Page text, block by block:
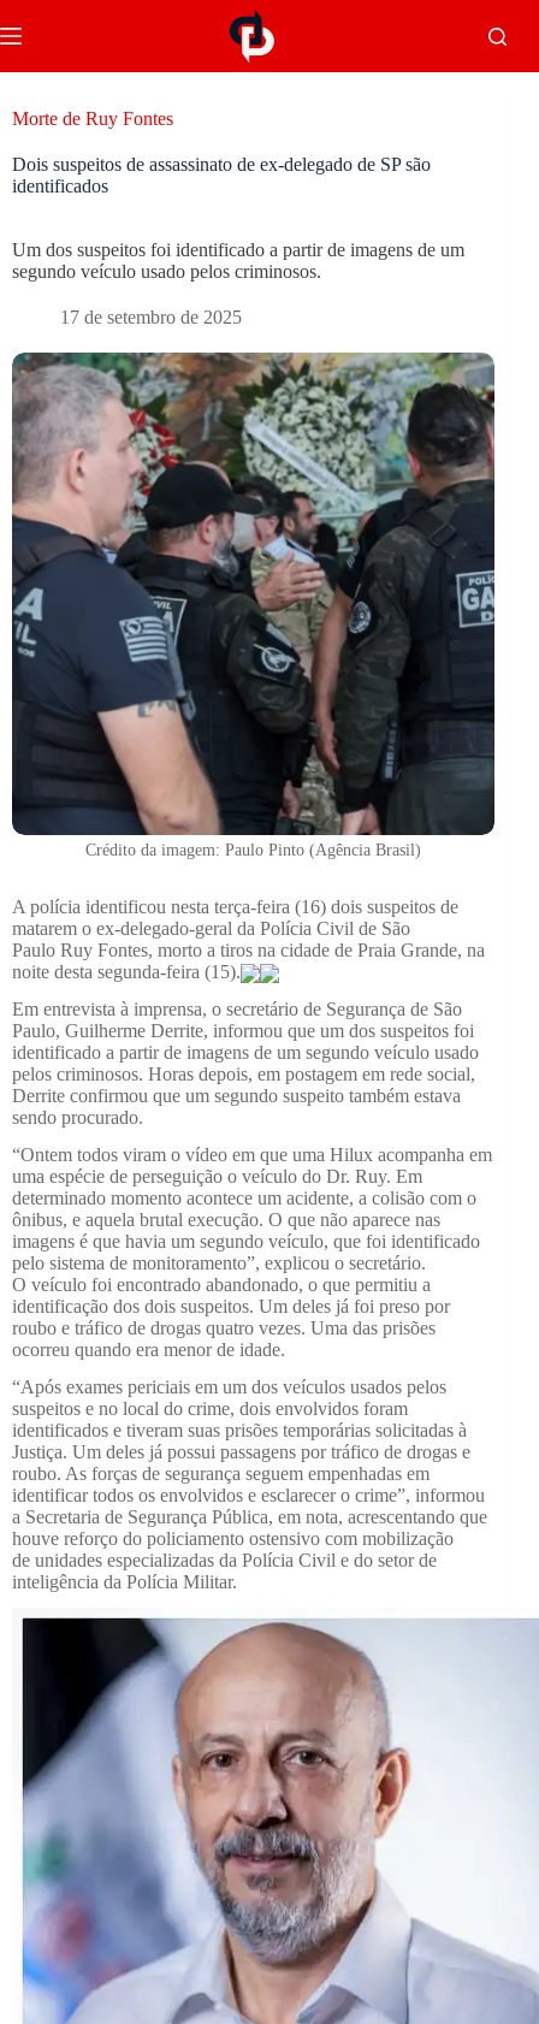
Morte de Ruy Fontes
Dois suspeitos de assassinato de ex-delegado de SP são
identificados
Um dos suspeitos foi identificado a partir de imagens de um
segundo veículo usado pelos criminosos.
17 de setembro de 2025
Crédito da imagem: Paulo Pinto (Agência Brasil)
A polícia identificou nesta terça-feira (16) dois suspeitos de
matarem o ex-delegado-geral da Polícia Civil de São
Paulo Ruy Fontes, morto a tiros na cidade de Praia Grande, na
noite desta segunda-feira (15).
Em entrevista à imprensa, o secretário de Segurança de São
Paulo, Guilherme Derrite, informou que um dos suspeitos foi
identificado a partir de imagens de um segundo veículo usado
pelos criminosos. Horas depois, em postagem em rede social,
Derrite confirmou que um segundo suspeito também estava
sendo procurado.
“Ontem todos viram o vídeo em que uma Hilux acompanha em
uma espécie de perseguição o veículo do Dr. Ruy. Em
determinado momento acontece um acidente, a colisão com o
ônibus, e aquela brutal execução. O que não aparece nas
imagens é que havia um segundo veículo, que foi identificado
pelo sistema de monitoramento”, explicou o secretário.
O veículo foi encontrado abandonado, o que permitiu a
identificação dos dois suspeitos. Um deles já foi preso por
roubo e tráfico de drogas quatro vezes. Uma das prisões
ocorreu quando era menor de idade.
“Após exames periciais em um dos veículos usados pelos
suspeitos e no local do crime, dois envolvidos foram
identificados e tiveram suas prisões temporárias solicitadas à
Justiça. Um deles já possui passagens por tráfico de drogas e
roubo. As forças de segurança seguem empenhadas em
identificar todos os envolvidos e esclarecer o crime”, informou
a Secretaria de Segurança Pública, em nota, acrescentando que
houve reforço do policiamento ostensivo com mobilização
de unidades especializadas da Polícia Civil e do setor de
inteligência da Polícia Militar.